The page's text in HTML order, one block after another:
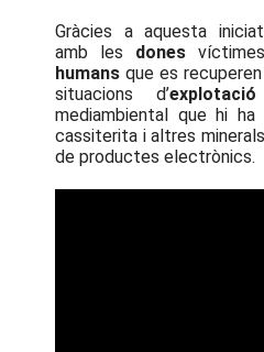
Gràcies a aquesta
amb les dones
humans que es
situacions d’explotació
mediambiental que hi
cassiterita i altres
de productes electrònics.